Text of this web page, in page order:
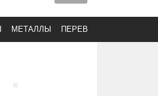
МЕТАЛЛЫ ПЕРЕВОДЫ